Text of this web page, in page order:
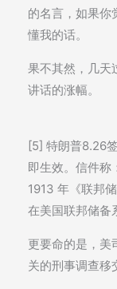
的名言，如果你
懂我的话。
果不其然，几天
讲话的涨幅。
[5] 特朗普8.26
即生效。信件称
1913 年《联邦
在美国联邦储
更要命的是，美
关的刑事调查移